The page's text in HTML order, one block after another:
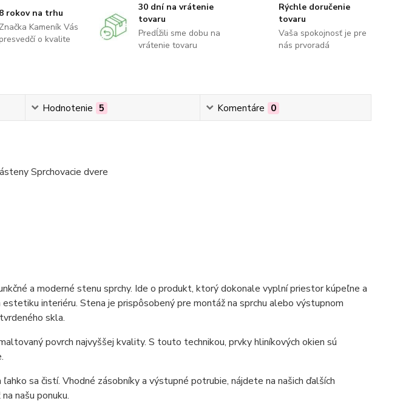
8 rokov na trhu
Značka Kameník Vás
presvedčí o kvalite
30 dní na vrátenie
tovaru
Predĺžili sme dobu na
vrátenie tovaru
Rýchle doručenie
tovaru
Vaša spokojnosť je pre
nás prvoradá
Hodnotenie 5 Komentáre 0
Sprchovacie dvere
a moderné stenu sprchy. Ide o produkt, ktorý dokonale vyplní priestor kúpeľne a
interiéru. Stena je prispôsobený pre montáž na sprchu alebo výstupnom
skla.
povrch najvyššej kvality. S touto technikou, prvky hliníkových okien sú
sa čistí. Vhodné zásobníky a výstupné potrubie, nájdete na našich ďalších
našu ponuku.